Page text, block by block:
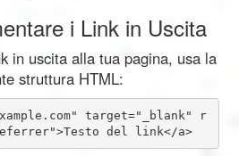
i Link in Uscita
in uscita alla tua pagina, usa la
struttura HTML:
target="_blank" r
del link</a>